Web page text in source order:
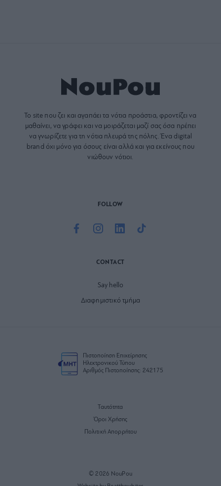
Το site που ζει και αγαπάει τα νότια προάστια, φροντίζει να
μαθαίνει, να γράφει και να μοιράζεται μαζί σας όσα πρέπει
να γνωρίζετε για τη νότια πλευρά της πόλης. Ένα digital
brand όχι μόνο για όσους είναι αλλά και για εκείνους που
νιώθουν νότιοι.
FOLLOW
CONTACT
Say hello
Διαφημιστικό τμήμα
Πιστοποίηση Επιχείρησης
Ηλεκτρονικού Τύπου
Αριθμός Πιστοποίησης: 242175
Ταυτότητα
Όροι Χρήσης
Πολιτική Απορρήτου
© 2026 NouPou